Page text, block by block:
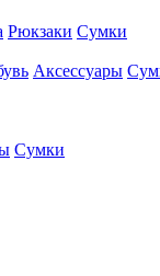
Рюкзаки Сумки
Аксессуары
Сумки